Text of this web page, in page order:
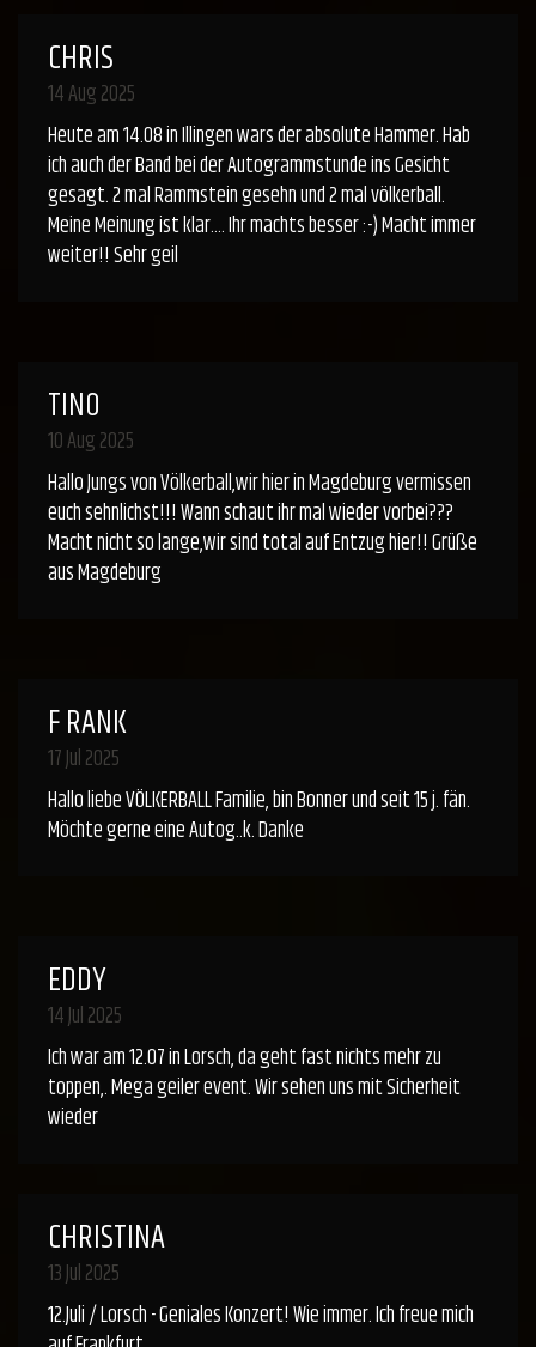
CHRIS
14 Aug 2025
Heute am 14.08 in Illingen wars der absolute Hammer. Hab
ich auch der Band bei der Autogrammstunde ins Gesicht
gesagt. 2 mal Rammstein gesehn und 2 mal völkerball.
Meine Meinung ist klar…. Ihr machts besser :-) Macht immer
weiter!! Sehr geil
TINO
10 Aug 2025
Hallo Jungs von Völkerball,wir hier in Magdeburg vermissen
euch sehnlichst!!! Wann schaut ihr mal wieder vorbei???
Macht nicht so lange,wir sind total auf Entzug hier!! Grüße
aus Magdeburg
F RANK
17 Jul 2025
Hallo liebe VÖLKERBALL Familie, bin Bonner und seit 15 j. fän.
Möchte gerne eine Autog..k. Danke
EDDY
14 Jul 2025
Ich war am 12.07 in Lorsch, da geht fast nichts mehr zu
toppen,. Mega geiler event. Wir sehen uns mit Sicherheit
wieder
CHRISTINA
13 Jul 2025
12.Juli / Lorsch - Geniales Konzert! Wie immer. Ich freue mich